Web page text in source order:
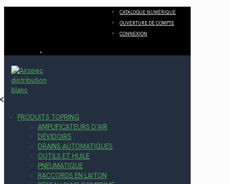
CATALOGUE NUMÉRIQUE
OUVERTURE DE COMPTE
CONNEXION
PRODUITS TOPRING
AMPLIFICATEURS D’AIR
DÉVIDOIRS
DRAINS AUTOMATIQUES
OUTILS ET HUILE
PNEUMATIQUE
RACCORDS EN LAITON